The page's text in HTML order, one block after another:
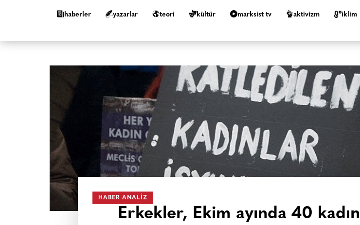
haberler yazarlar teori kültür marksist tv aktivizm i̇klim
HABER ANALIZ
Erkekler, Ekim ayında 40 kadın